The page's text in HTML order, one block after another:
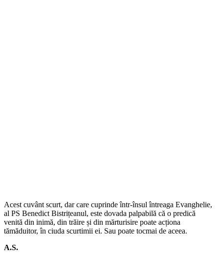
Acest cuvânt scurt, dar care cuprinde într-însul întreaga Evanghelie,
al PS Benedict Bistrițeanul, este dovada palpabilă că o predică
venită din inimă, din trăire și din mărturisire poate acționa
tămăduitor, în ciuda scurtimii ei. Sau poate tocmai de aceea.
A.S.